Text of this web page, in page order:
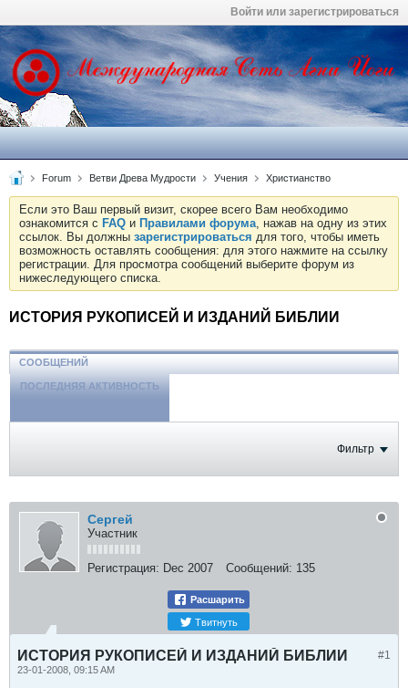
Войти или зарегистрироваться
Forum Ветви Древа Мудрости Учения Христианство
Если это Ваш первый визит, скорее всего Вам необходимо
ознакомится с FAQ и Правилами форума, нажав на одну из этих
ссылок. Вы должны зарегистрироваться для того, чтобы иметь
возможность оставлять сообщения: для этого нажмите на ссылку
регистрации. Для просмотра сообщений выберите форум из
нижеследующего списка.
ИСТОРИЯ РУКОПИСЕЙ И ИЗДАНИЙ БИБЛИИ
СООБЩЕНИЙ
ПОСЛЕДНЯЯ АКТИВНОСТЬ
Фильтр
Сергей
Участник
Регистрация: Dec 2007 Сообщений: 135
Расшарить
Твитнуть
#1
ИСТОРИЯ РУКОПИСЕЙ И ИЗДАНИЙ БИБЛИИ
23-01-2008, 09:15 AM